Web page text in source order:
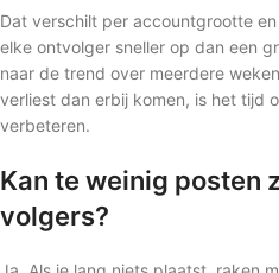
Dat verschilt per accountgrootte
elke ontvolger sneller op dan een
naar de trend over meerdere
verliest dan erbij komen, is het tijd
verbeteren.
Kan te weinig posten
volgers?